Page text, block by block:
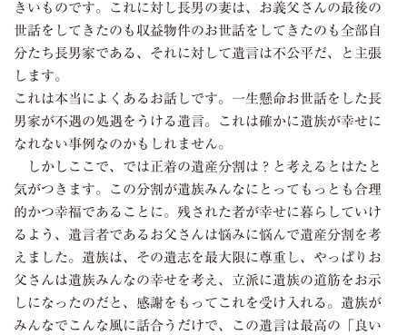
きいものです。これに対し長男の妻は、お義父さんの最後の
世話をしてきたのも収益物件のお世話をしてきたのも全部自
分たち長男家である、それに対して遺言は不公平だ、と主張
します。
これは本当によくあるお話しです。一生懸命お世話をした長
男家が不遇の処遇をうける遺言。これは確かに遺族が幸せに
なれない事例なのかもしれません。
しかしここで、では正着の遺産分割は？と考えるとはたと
気がつきます。この分割が遺族みんなにとってもっとも合理
的かつ幸福であることに。残された者が幸せに暮らしていけ
るよう、遺言者であるお父さんは悩みに悩んで遺産分割を考
えました。遺族は、その遺志を最大限に尊重し、やっぱりお
父さんは遺族みんなの幸せを考え、立派に遺族の道筋をお示
しになったのだと、感謝をもってこれを受け入れる。遺族が
みんなでこんな風に話合うだけで、この遺言は最高の「良い